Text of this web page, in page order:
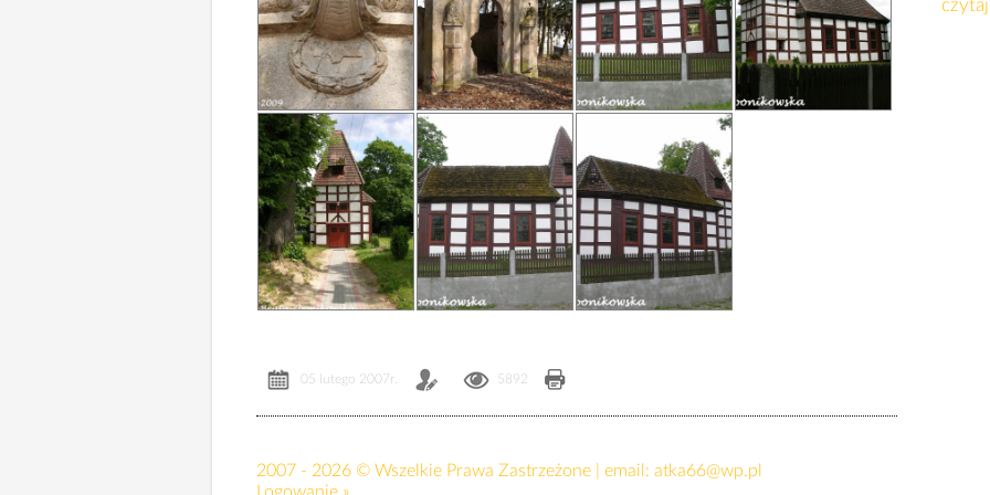
05 lutego 2007r. 5892
2007 - 2026 © Wszelkie Prawa Zastrzeżone | email: atka66@wp.pl
Logowanie »